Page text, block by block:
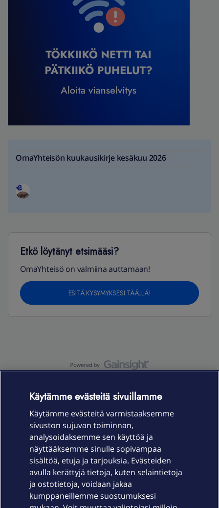
OmaYhteisön kuukausikirje kesäkuu 2026
Etkö löytänyt etsimääsi?
OmaYhteisö on valmiina auttamaan!
ESITÄ KYSYMYKSESI TÄÄLLÄ!
Laitteet & liittymät
Palvelut
Käytämme evästeitä sivuillamme
Käytämme evästeitä varmistaaksemme
sivuston sujuvan toiminnan,
analysoidaksemme sen käyttöä ja
näyttääksemme sinulle sopivampaa
sisältöä, etuja ja tarjouksia. Evästeiden
avulla kerättyjä tietoja, kuten selaintietoja
ja ostotietoja, voidaan jakaa
kumppaneillemme suostumuksesi